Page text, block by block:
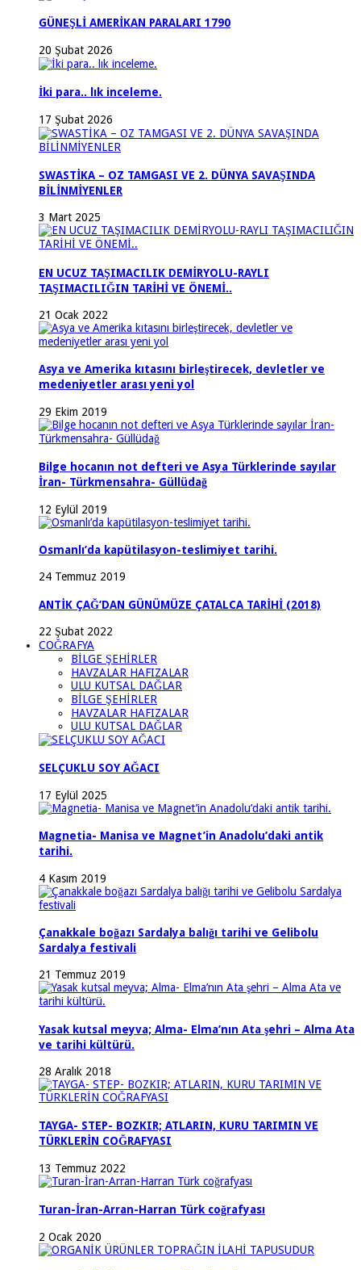
GÜNEŞLİ AMERİKAN PARALARI 1790
20 Şubat 2026
İki para.. lık inceleme.
17 Şubat 2026
SWASTİKA – OZ TAMGASI VE 2. DÜNYA SAVAŞINDA
BİLİNMİYENLER
3 Mart 2025
EN UCUZ TAŞIMACILIK DEMİRYOLU-RAYLI
TAŞIMACILIĞIN TARİHİ VE ÖNEMİ..
21 Ocak 2022
Asya ve Amerika kıtasını birleştirecek, devletler ve
medeniyetler arası yeni yol
29 Ekim 2019
Bilge hocanın not defteri ve Asya Türklerinde sayılar
İran- Türkmensahra- Güllüdağ
12 Eylül 2019
Osmanlı’da kapütilasyon-teslimiyet tarihi.
24 Temmuz 2019
ANTİK ÇAĞ’DAN GÜNÜMÜZE ÇATALCA TARİHİ (2018)
22 Şubat 2022
COĞRAFYA
BİLGE ŞEHİRLER
HAVZALAR HAFIZALAR
ULU KUTSAL DAĞLAR
BİLGE ŞEHİRLER
HAVZALAR HAFIZALAR
ULU KUTSAL DAĞLAR
SELÇUKLU SOY AĞACI
17 Eylül 2025
Magnetia- Manisa ve Magnet’in Anadolu’daki antik
tarihi.
4 Kasım 2019
Çanakkale boğazı Sardalya balığı tarihi ve Gelibolu
Sardalya festivali
21 Temmuz 2019
Yasak kutsal meyva; Alma- Elma’nın Ata şehri – Alma Ata
ve tarihi kültürü.
28 Aralık 2018
TAYGA- STEP- BOZKIR; ATLARIN, KURU TARIMIN VE
TÜRKLERİN COĞRAFYASI
13 Temmuz 2022
Turan-İran-Arran-Harran Türk coğrafyası
2 Ocak 2020